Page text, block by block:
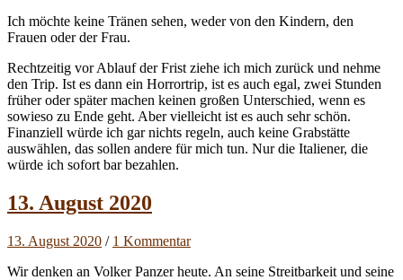
Ich möchte keine Tränen sehen, weder von den Kindern, den
Frauen oder der Frau.
Rechtzeitig vor Ablauf der Frist ziehe ich mich zurück und nehme
den Trip. Ist es dann ein Horrortrip, ist es auch egal, zwei Stunden
früher oder später machen keinen großen Unterschied, wenn es
sowieso zu Ende geht. Aber vielleicht ist es auch sehr schön.
Finanziell würde ich gar nichts regeln, auch keine Grabstätte
auswählen, das sollen andere für mich tun. Nur die Italiener, die
würde ich sofort bar bezahlen.
13. August 2020
13. August 2020 / 1 Kommentar
Wir denken an Volker Panzer heute. An seine Streitbarkeit und seine